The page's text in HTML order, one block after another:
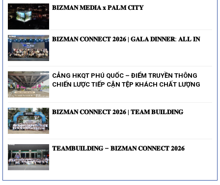
𝐁𝐈𝐙𝐌𝐀𝐍 𝐌𝐄𝐃𝐈𝐀 𝐱 𝐏𝐀𝐋𝐌 𝐂𝐈𝐓𝐘
𝐁𝐈𝐙𝐌𝐀𝐍 𝐂𝐎𝐍𝐍𝐄𝐂𝐓 𝟐𝟎𝟐𝟔 | 𝐆𝐀𝐋𝐀 𝐃𝐈𝐍𝐍𝐄𝐑: 𝐀𝐋𝐋 𝐈𝐍
CẢNG HKQT PHÚ QUỐC – ĐIỂM TRUYỀN THÔNG
CHIẾN LƯỢC TIẾP CẬN TỆP KHÁCH CHẤT LƯỢNG
𝐁𝐈𝐙𝐌𝐀𝐍 𝐂𝐎𝐍𝐍𝐄𝐂𝐓 𝟐𝟎𝟐𝟔 | 𝐓𝐄𝐀𝐌 𝐁𝐔𝐈𝐋𝐃𝐈𝐍𝐆
𝐓𝐄𝐀𝐌𝐁𝐔𝐈𝐋𝐃𝐈𝐍𝐆 – 𝐁𝐈𝐙𝐌𝐀𝐍 𝐂𝐎𝐍𝐍𝐄𝐂𝐓 𝟐𝟎𝟐𝟔